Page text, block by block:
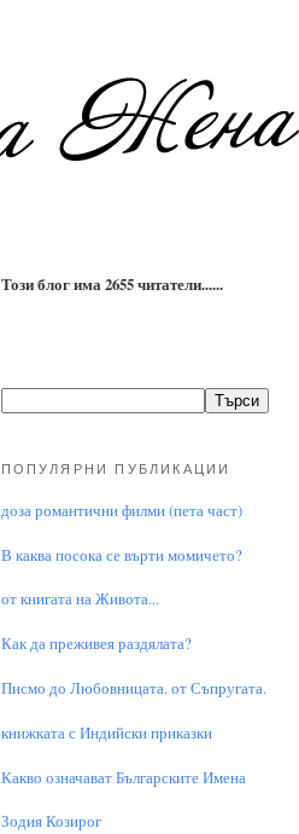
Този блог има 2655 читатели......
ПОПУЛЯРНИ ПУБЛИКАЦИИ
доза романтични филми (пета част)
В каква посока се върти момичето?
от книгата на Живота...
Как да преживея раздялата?
Писмо до Любовницата. от Съпругата.
книжката с Индийски приказки
Какво означават Българските Имена
Зодия Козирог